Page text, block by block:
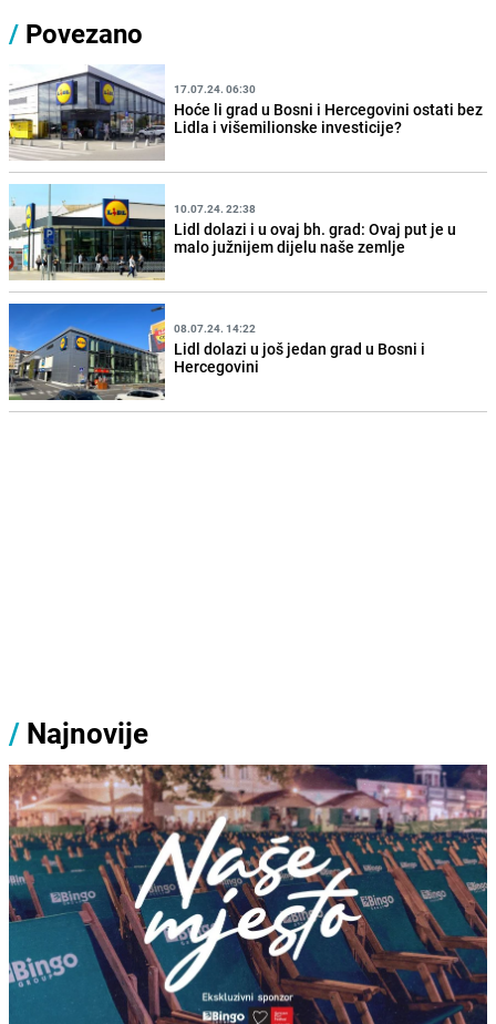
/ Povezano
17.07.24. 06:30
Hoće li grad u Bosni i Hercegovini ostati bez
Lidla i višemilionske investicije?
10.07.24. 22:38
Lidl dolazi i u ovaj bh. grad: Ovaj put je u
malo južnijem dijelu naše zemlje
08.07.24. 14:22
Lidl dolazi u još jedan grad u Bosni i
Hercegovini
/ Najnovije